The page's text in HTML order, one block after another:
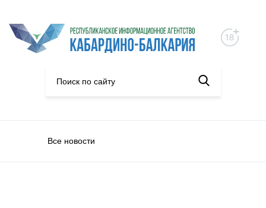
Все новости